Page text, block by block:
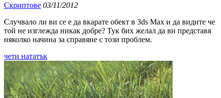
Скриптове 03/11/2012
Случвало ли ви се е да вкарате обект в 3ds Max и да видите че
той не изглежда никак добре? Тук бих желал да ви представя
няколко начина за справяне с този проблем.
чети нататък